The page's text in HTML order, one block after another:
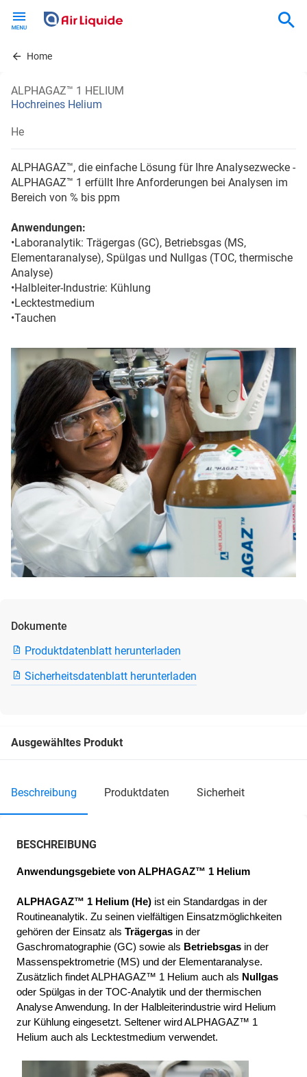
contentHome
ALPHAGAZ™ 1 HELIUM
Hochreines Helium
He
ALPHAGAZ™, die einfache Lösung für Ihre Analysezwecke -
ALPHAGAZ™ 1 erfüllt Ihre Anforderungen bei Analysen im
Bereich von % bis ppm
Anwendungen:
•Laboranalytik: Trägergas (GC), Betriebsgas (MS,
Elementaranalyse), Spülgas und Nullgas (TOC, thermische
Analyse)
•Halbleiter-Industrie: Kühlung
•Lecktestmedium
•Tauchen
Dokumente
Produktdatenblatt herunterladen
Sicherheitsdatenblatt herunterladen
Ausgewähltes Produkt
beschreibung produktdaten sicherheit
BESCHREIBUNG
Anwendungsgebiete von ALPHAGAZ™ 1 Helium
ALPHAGAZ™ 1 Helium (He) ist ein Standardgas in der
Routineanalytik. Zu seinen vielfältigen Einsatzmöglichkeiten
gehören der Einsatz als Trägergas in der
Gaschromatographie (GC) sowie als Betriebsgas in der
Massenspektrometrie (MS) und der Elementaranalyse.
Zusätzlich findet ALPHAGAZ™ 1 Helium auch als Nullgas
oder Spülgas in der TOC-Analytik und der thermischen
Analyse Anwendung. In der Halbleiterindustrie wird Helium
zur Kühlung eingesetzt. Seltener wird ALPHAGAZ™ 1
Helium auch als Lecktestmedium verwendet.